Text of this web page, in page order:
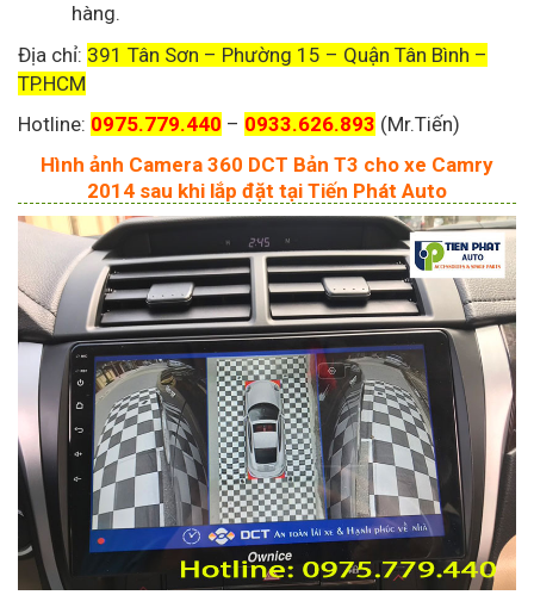
hàng.
Địa chỉ: 391 Tân Sơn – Phường 15 – Quận Tân Bình –
TP.HCM
Hotline: 0975.779.440 – 0933.626.893 (Mr.Tiến)
Hình ảnh Camera 360 DCT Bản T3 cho xe Camry
2014 sau khi lắp đặt tại Tiến Phát Auto